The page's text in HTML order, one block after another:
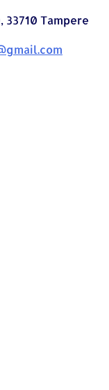
33710 Tampere